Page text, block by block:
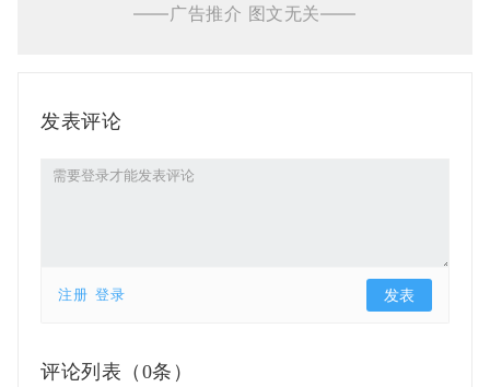
——广告推介 图文无关——
发表评论
注册 登录
评论列表（ 0条）